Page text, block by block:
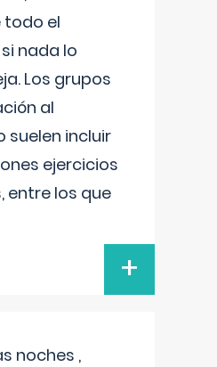
todo el
nada lo
Los grupos
al
suelen incluir
ejercicios
entre los que
+
noches ,